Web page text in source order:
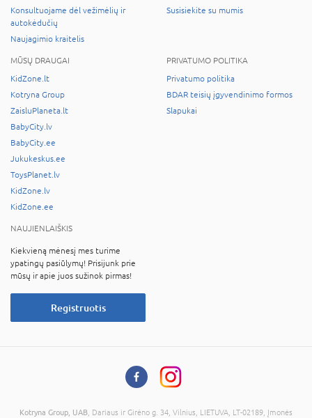
Konsultuojame dėl vežimėlių ir
autokėdučių
Naujagimio kraitelis
Susisiekite su mumis
MŪSŲ DRAUGAI
KidZone.lt
Kotryna Group
ZaisluPlaneta.lt
BabyCity.lv
BabyCity.ee
Jukukeskus.ee
ToysPlanet.lv
KidZone.lv
KidZone.ee
PRIVATUMO POLITIKA
Privatumo politika
BDAR teisių įgyvendinimo formos
Slapukai
NAUJIENLAIŠKIS
Kiekvieną mėnesį mes turime
ypatingų pasiūlymų! Prisijunk prie
mūsų ir apie juos sužinok pirmas!
Registruotis
Kotryna Group, UAB , Dariaus ir Girėno g. 34, Vilnius, LIETUVA, LT-02189, Įmonės